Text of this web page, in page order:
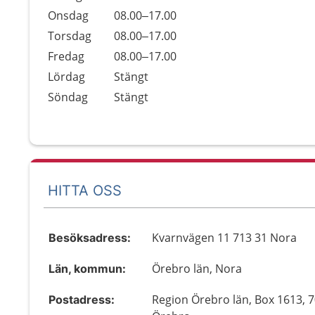
Onsdag
08.00–17.00
Torsdag
08.00–17.00
Fredag
08.00–17.00
Lördag
Stängt
Söndag
Stängt
HITTA OSS
Besöksadress: Kvarnvägen 11 713 31 Nora
Län, kommun: Örebro län, Nora
Postadress:
Region Örebro län, Box 1613,